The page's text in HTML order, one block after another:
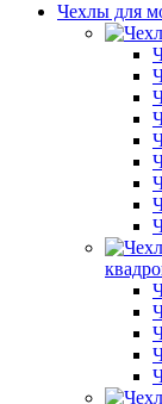
Чехлы для